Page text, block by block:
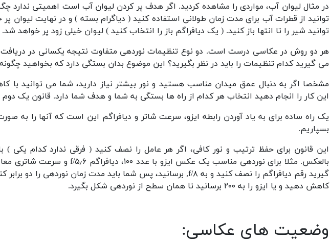
در مثال لیوان آب، مواردی را مشاهده کردید. اگر هدف پر کردن لیوان آب است اهمیتی ندارد
توانید از قطرات آب برای مدت زمان طولانی استفاده کنید ( دیاگرام بسته ) و در نهایت لیوان
توانید شیر را تا انتها باز کنید. ( یک دیافراگم باز را انتخاب کنید ) لیوان خیلی زود پر خواهد شد.
هر دو روش در عکاسی درست است. دو نوع تنظیمات نوردهی متفاوت نتیجه یکسانی در
می گیرید کدام تنظیمات را باید در نظر بگیرید؟ این موضوع بدان بستگی دارد که بخواهید
مشخصا اگر به دنبال عمق میدان مناسب هستید و نور بیشتر نیاز دارید، شما می توانید با
این کار را انجام دهید انتخاب هر کدام از راه ها بستگی به شما و هدف شما دارد. قانون یک دوم -
یک راه ساده برای به یاد آوردن رابطه ایزو، سرعت شاتر و دیافراگم این است که آنها را به
بسپاریم.
این قانون برای حفظ ترتیب و نور کافی، اگر هر عامل را نصف کنید ( فرقی ندارد کدام یکی )
کاهش دهید و یا ایزو را به ۲۰۰ برسانید تا همان سطح از نوردهی شکل بگیرد.
وضعیت های عکاسی: